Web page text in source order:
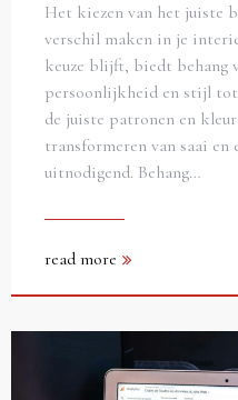
Het kiezen van het juiste
verschil maken in je
keuze blijft, biedt behang
persoonlijkheid en stijl
de juiste patronen en
transformeren van saai en
uitnodigend. Behang…
read more